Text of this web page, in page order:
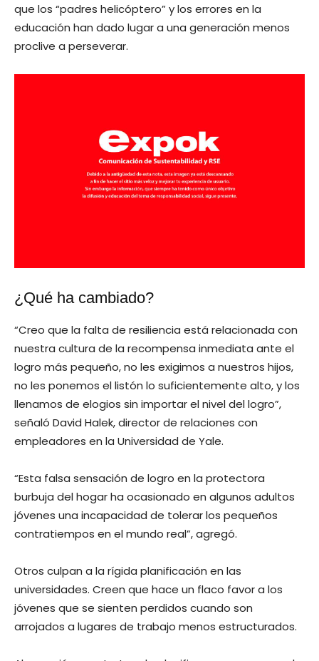
que los “padres helicóptero” y los errores en la
educación han dado lugar a una generación menos
proclive a perseverar.
¿Qué ha cambiado?
“Creo que la falta de resiliencia está relacionada con
nuestra cultura de la recompensa inmediata ante el
logro más pequeño, no les exigimos a nuestros hijos,
no les ponemos el listón lo suficientemente alto, y los
llenamos de elogios sin importar el nivel del logro”,
señaló David Halek, director de relaciones con
empleadores en la Universidad de Yale.
“Esta falsa sensación de logro en la protectora
burbuja del hogar ha ocasionado en algunos adultos
jóvenes una incapacidad de tolerar los pequeños
contratiempos en el mundo real”, agregó.
Otros culpan a la rígida planificación en las
universidades. Creen que hace un flaco favor a los
jóvenes que se sienten perdidos cuando son
arrojados a lugares de trabajo menos estructurados.